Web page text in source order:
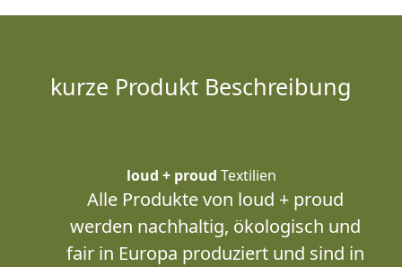
kurze Produkt Beschreibung
loud + proud Textilien
Alle Produkte von loud + proud
werden nachhaltig, ökologisch und
fair in Europa produziert und sind in